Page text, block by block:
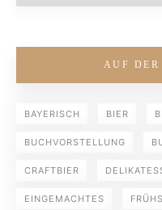
AUF
BAYERISCH BIER
BUCHVORSTELLUNG
CRAFTBIER
EINGEMACHTES